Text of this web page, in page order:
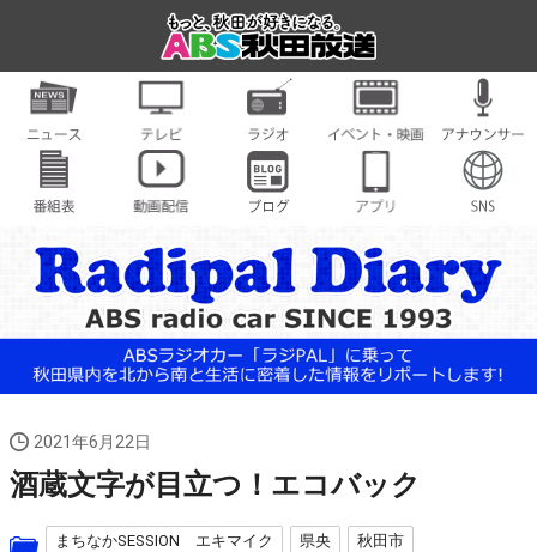
2021年6月22日
酒蔵文字が目立つ！エコバック
まちなかSESSION エキマイク 県央 秋田市